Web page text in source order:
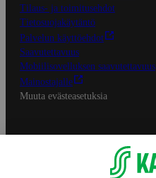
Tilaus- ja toimitusehdot
Tietosuojakäytäntö
Palvelun käyttöehdot
Saavutettavuus
Mobiilisovelluksen saavutettavuus
Mainostajalle
Muuta evästeasetuksia
S-ryhmän palvelut